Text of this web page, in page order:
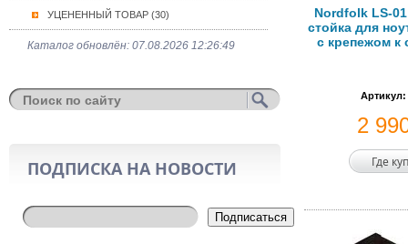
УЦЕНЕННЫЙ ТОВАР (30)
Каталог обновлён: 07.08.2026 12:26:49
ПОДПИСКА НА НОВОСТИ
Подписаться
Nordfolk LS-
стойка для
с крепежом к
Артикул:
2
Где